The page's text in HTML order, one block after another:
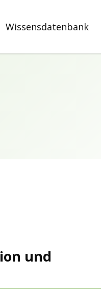
Wissensdatenbank
und